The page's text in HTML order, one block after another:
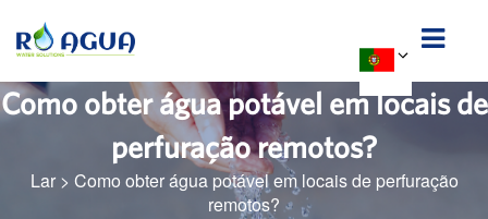
Como obter água potável em locais de
perfuração remotos?
Lar> Como obter água potável em locais de perfuração
remotos?